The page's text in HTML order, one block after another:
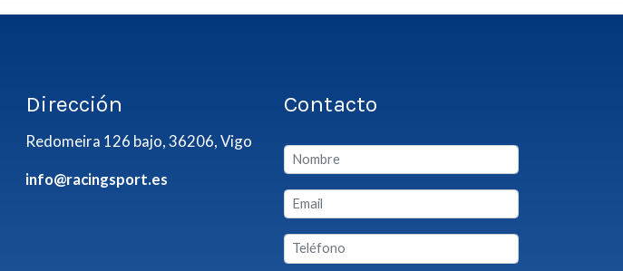
Dirección
Redomeira 126 bajo, 36206, Vigo
info@racingsport.es
Contacto